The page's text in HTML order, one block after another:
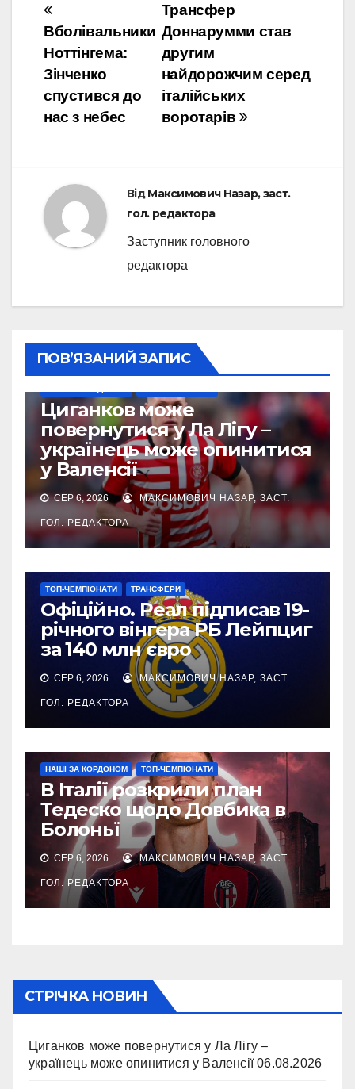
Навігація
записів
Трансфер
Доннарумми став
другим
найдорожчим серед
італійських
воротарів
Вболівальники
Ноттінгема:
Зінченко
спустився до
нас з небес
ВідМаксимович Назар, заст.
гол. редактора
Заступник головного
редактора
ПОВ’ЯЗАНИЙ ЗАПИС
Циганков може
повернутися у Ла Лігу –
українець може опинитися
у Валенсії
СЕР 6, 2026 МАКСИМОВИЧ НАЗАР, ЗАСТ.
ГОЛ. РЕДАКТОРА
ТОП-ЧЕМПІОНАТИ ТРАНСФЕРИ
Офіційно. Реал підписав 19-
річного вінгера РБ Лейпциг
за 140 млн євро
СЕР 6, 2026 МАКСИМОВИЧ НАЗАР, ЗАСТ.
ГОЛ. РЕДАКТОРА
НАШІ ЗА КОРДОНОМ ТОП-ЧЕМПІОНАТИ
В Італії розкрили план
Тедеско щодо Довбика в
Болоньї
СЕР 6, 2026 МАКСИМОВИЧ НАЗАР, ЗАСТ.
ГОЛ. РЕДАКТОРА
СТРІЧКА НОВИН
Циганков може повернутися у Ла Лігу –
українець може опинитися у Валенсії 06.08.2026